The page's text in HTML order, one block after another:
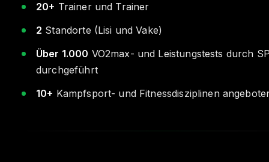
20+ Trainer und Trainer
2 Standorte (Lisi und Vake)
Über 1.000 VO2max- und Leistungstests durch
durchgeführt
10+ Kampfsport- und Fitnessdisziplinen